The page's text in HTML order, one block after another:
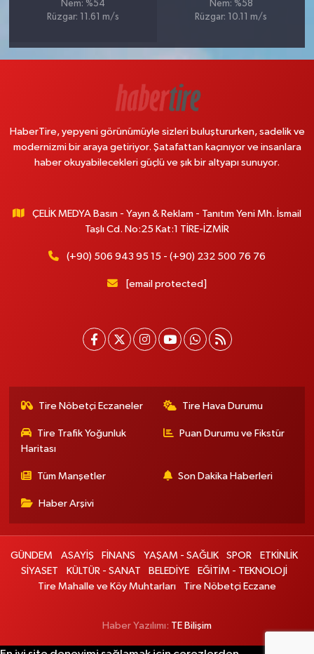
Nem: %54
Rüzgar: 11.61 m/s
Nem: %58
Rüzgar: 10.11 m/s
HaberTire, yepyeni görünümüyle sizleri buluştururken, sadelik ve
modernizmi bir araya getiriyor. Şatafattan kaçınıyor ve insanlara
haber okuyabilecekleri güçlü ve şık bir altyapı sunuyor.
ÇELİK MEDYA Basın - Yayın & Reklam - Tanıtım Yeni Mh. İsmail
Taşlı Cd. No:25 Kat:1 TİRE-İZMİR
(+90) 506 943 95 15 - (+90) 232 500 76 76
[email protected]
Tire Nöbetçi Eczaneler Tire Hava Durumu
Tire Trafik Yoğunluk
Haritası
Puan Durumu ve Fikstür
Tüm Manşetler Son Dakika Haberleri
Haber Arşivi
GÜNDEM ASAYİŞ FİNANS YAŞAM - SAĞLIK SPOR
ETKİNLİK
SİYASET
KÜLTÜR - SANAT BELEDİYE
EĞİTİM - TEKNOLOJİ
Tire Mahalle ve Köy Muhtarları
Tire Nöbetçi Eczane
Haber Yazılımı: TE Bilişim